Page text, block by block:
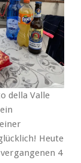
della Valle
Heute
4